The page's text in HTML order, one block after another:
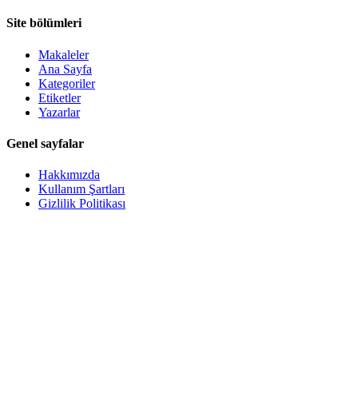
Site bölümleri
Makaleler
Ana Sayfa
Kategoriler
Etiketler
Yazarlar
Genel sayfalar
Hakkımızda
Kullanım Şartları
Gizlilik Politikası